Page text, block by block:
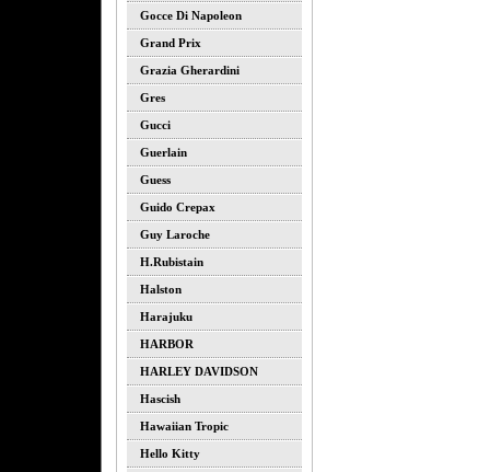
Gocce Di Napoleon
Grand Prix
Grazia Gherardini
Gres
Gucci
Guerlain
Guess
Guido Crepax
Guy Laroche
H.rubistain
Halston
Harajuku
HARBOR
HARLEY DAVIDSON
Hascish
Hawaiian Tropic
Hello Kitty